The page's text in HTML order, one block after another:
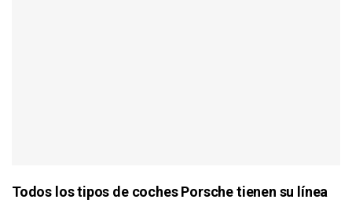
Todos los tipos de coches Porsche tienen su línea